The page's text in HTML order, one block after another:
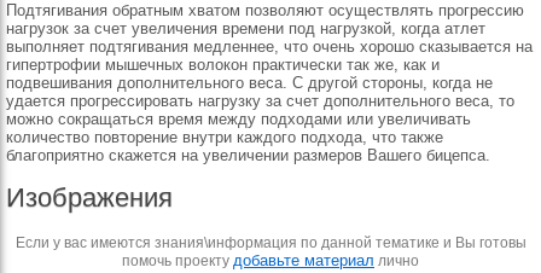
Подтягивания обратным хватом позволяют осуществлять прогрессию
нагрузок за счет увеличения времени под нагрузкой, когда атлет
выполняет подтягивания медленнее, что очень хорошо сказывается на
гипертрофии мышечных волокон практически так же, как и
подвешивания дополнительного веса. С другой стороны, когда не
удается прогрессировать нагрузку за счет дополнительного веса, то
можно сокращаться время между подходами или увеличивать
количество повторение внутри каждого подхода, что также
благоприятно скажется на увеличении размеров Вашего бицепса.
Изображения
Если у вас имеются знания\информация по данной тематике и Вы готовы
помочь проекту добавьте материал лично